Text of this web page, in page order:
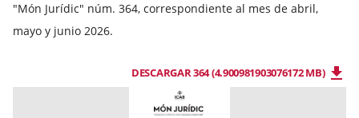
"Món Jurídic" núm. 364, correspondiente al mes de abril,
mayo y junio 2026.
DESCARGAR 364 (4.900981903076172 MB)